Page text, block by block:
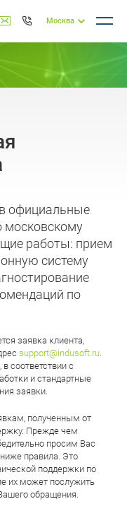
Москва
официальные
московскому
работы: прием
систему
по
заявка клиента,
support@indusoft.ru.
соответствии с
и стандартные
заявки.
полученным от
Прежде чем
просим Вас
правила. Это
поддержки по
их может послужить
обращения.